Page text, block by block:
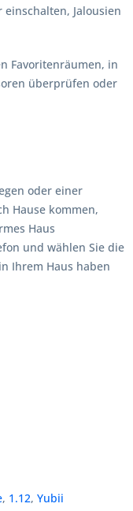
Jalousien
Favoritenräumen, in
überprüfen oder
oder einer
Hause kommen,
Haus
und wählen Sie die
Ihrem Haus haben
, 1.12, Yubii